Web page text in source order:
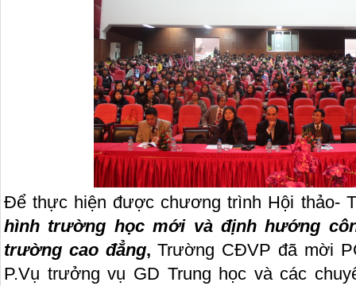
Để thực hiện được chương trình Hội thảo-
hình trường học mới và định hướng
trường cao đẳng,Trường CĐVP đã mời
P.Vụ trưởng vụ GD Trung học và các